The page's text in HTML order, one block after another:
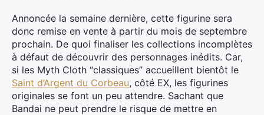
Annoncée la semaine dernière, cette figurine sera
donc remise en vente à partir du mois de septembre
prochain. De quoi finaliser les collections incomplètes
à défaut de découvrir des personnages inédits. Car,
si les Myth Cloth “classiques” accueillent bientôt le
Saint d’Argent du Corbeau, côté EX, les figurines
originales se font un peu attendre. Sachant que
Bandai ne peut prendre le risque de mettre en